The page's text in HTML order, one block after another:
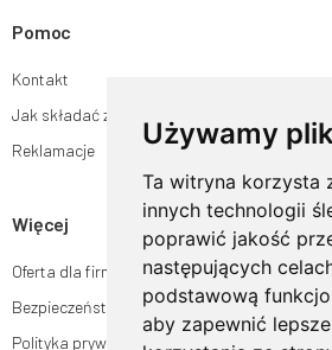
Używamy
Ta witryna korzysta
innych technologii
poprawić jakość
następujących
podstawową
aby zapewnić
Pomoc
Kontakt
Jak składać zamówienia w sklepie
Reklamacje
Więcej
Oferta dla firm
Bezpieczeństwo płatności
Polityka prywatności